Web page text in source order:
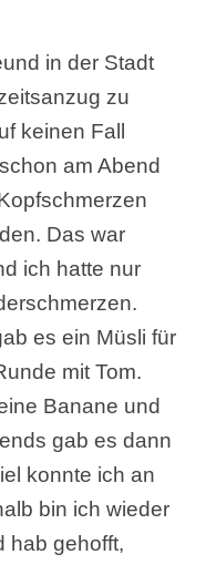
in der Stadt
zu
keinen Fall
am Abend
Das war
ich hatte nur
es ein Müsli für
mit Tom.
Banane und
gab es dann
konnte ich an
bin ich wieder
hab gehofft,